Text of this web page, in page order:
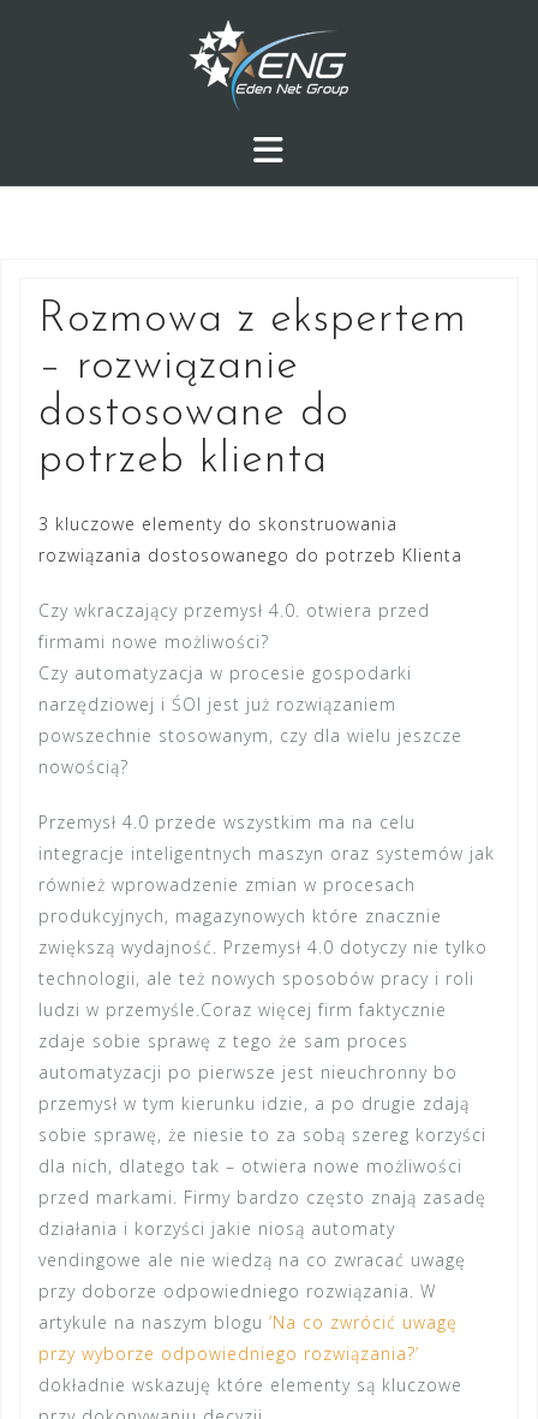
Rozmowa z ekspertem
– rozwiązanie
dostosowane do
potrzeb klienta
3 kluczowe elementy do skonstruowania
rozwiązania dostosowanego do potrzeb Klienta
Czy wkraczający przemysł 4.0. otwiera przed
firmami nowe możliwości?
Czy automatyzacja w procesie gospodarki
narzędziowej i ŚOI jest już rozwiązaniem
powszechnie stosowanym, czy dla wielu jeszcze
nowością?
Przemysł 4.0 przede wszystkim ma na celu
integracje inteligentnych maszyn oraz systemów jak
również wprowadzenie zmian w procesach
produkcyjnych, magazynowych które znacznie
zwiększą wydajność. Przemysł 4.0 dotyczy nie tylko
technologii, ale też nowych sposobów pracy i roli
ludzi w przemyśle.Coraz więcej firm faktycznie
zdaje sobie sprawę z tego że sam proces
automatyzacji po pierwsze jest nieuchronny bo
przemysł w tym kierunku idzie, a po drugie zdają
sobie sprawę, że niesie to za sobą szereg korzyści
dla nich, dlatego tak – otwiera nowe możliwości
przed markami. Firmy bardzo często znają zasadę
działania i korzyści jakie niosą automaty
vendingowe ale nie wiedzą na co zwracać uwagę
przy doborze odpowiedniego rozwiązania. W
artykule na naszym blogu ’Na co zwrócić uwagę
przy wyborze odpowiedniego rozwiązania?’
dokładnie wskazuję które elementy są kluczowe